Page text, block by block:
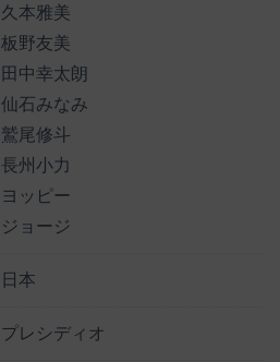
久本雅美
板野友美
田中幸太朗
仙石みなみ
鷲尾修斗
長州小力
ヨッピー
ジョージ
日本
プレシディオ